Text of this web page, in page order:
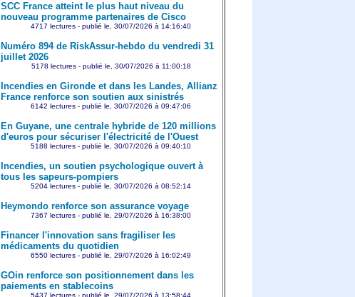
SCC France atteint le plus haut niveau du
nouveau programme partenaires de Cisco
4717 lectures - publié le, 30/07/2026 à 14:16:40
Numéro 894 de RiskAssur-hebdo du vendredi 31
juillet 2026
5178 lectures - publié le, 30/07/2026 à 11:00:18
Incendies en Gironde et dans les Landes, Allianz
France renforce son soutien aux sinistrés
6142 lectures - publié le, 30/07/2026 à 09:47:06
En Guyane, une centrale hybride de 120 millions
d'euros pour sécuriser l'électricité de l'Ouest
5188 lectures - publié le, 30/07/2026 à 09:40:10
Incendies, un soutien psychologique ouvert à
tous les sapeurs-pompiers
5204 lectures - publié le, 30/07/2026 à 08:52:14
Heymondo renforce son assurance voyage
7367 lectures - publié le, 29/07/2026 à 16:38:00
Financer l'innovation sans fragiliser les
médicaments du quotidien
6550 lectures - publié le, 29/07/2026 à 16:02:49
GOin renforce son positionnement dans les
paiements en stablecoins
5437 lectures - publié le, 29/07/2026 à 13:58:44